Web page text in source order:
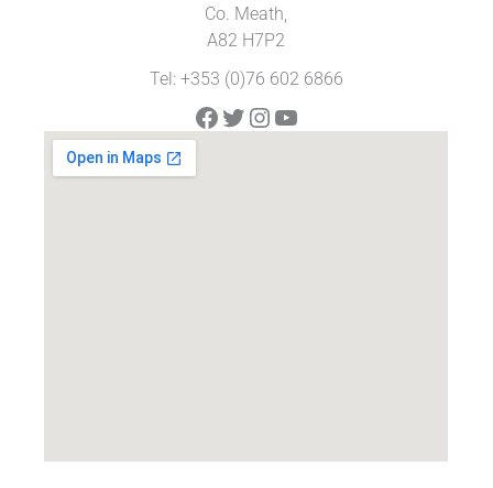
Co. Meath,
A82 H7P2
Tel: +353 (0)76 602 6866
Facebook
Twitter
Instagram
YouTube